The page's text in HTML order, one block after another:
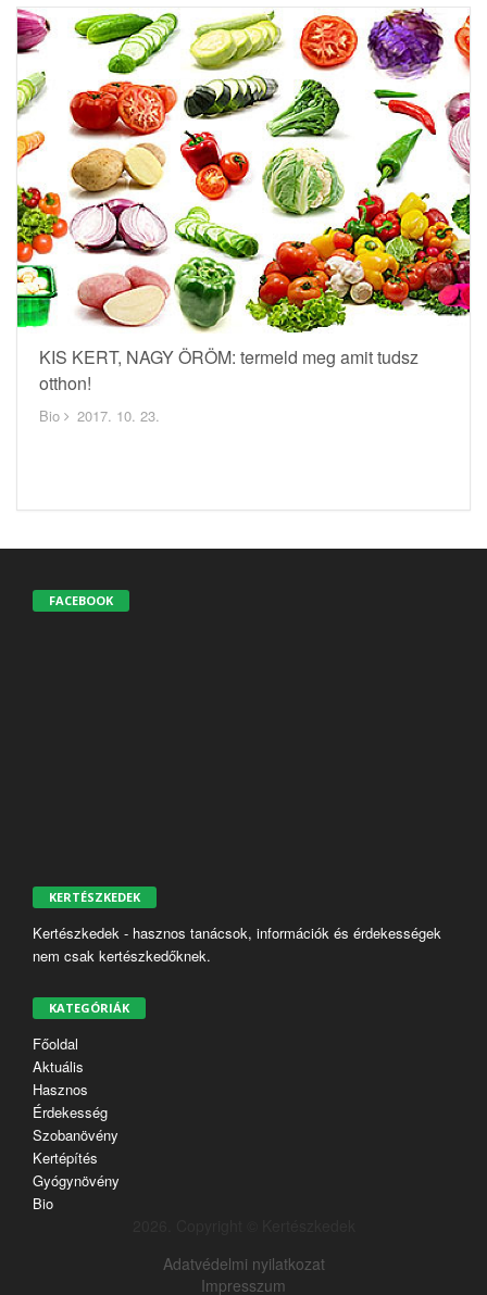
KIS KERT, NAGY ÖRÖM: termeld meg amit tudsz
otthon!
Bio 2017. 10. 23.
FACEBOOK
KERTÉSZKEDEK
Kertészkedek - hasznos tanácsok, információk és érdekességek
nem csak kertészkedőknek.
KATEGÓRIÁK
Főoldal
Aktuális
Hasznos
Érdekesség
Szobanövény
Kertépítés
Gyógynövény
Bio
Adatvédelmi nyilatkozat
Impresszum